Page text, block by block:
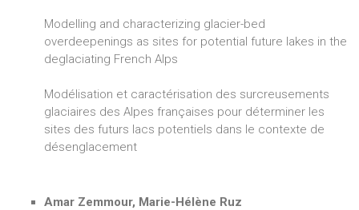
Modelling and characterizing glacier-bed
overdeepenings as sites for potential future lakes in the
deglaciating French Alps
Modélisation et caractérisation des surcreusements
glaciaires des Alpes françaises pour déterminer les
sites des futurs lacs potentiels dans le contexte de
désenglacement
Amar Zemmour, Marie-Hélène Ruz